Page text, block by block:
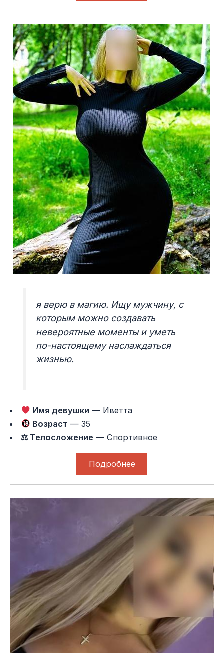
я верю в магию. Ищу мужчину, с
которым можно создавать
невероятные моменты и уметь
по-настоящему наслаждаться
жизнью.
Имя девушки — Иветта
Возраст — 35
⚖ Телосложение — Спортивное
Подробнее